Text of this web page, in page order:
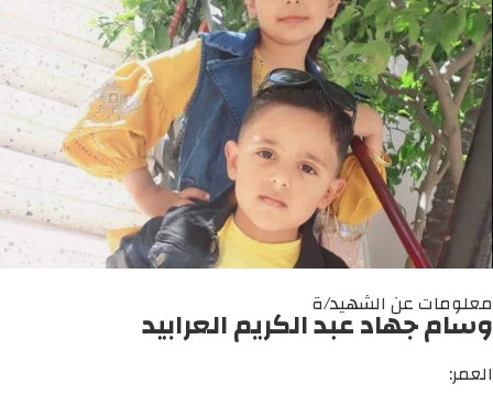
معلومات عن الشهيد/ة
وسام جهاد عبد الكريم العرابيد
العمر: